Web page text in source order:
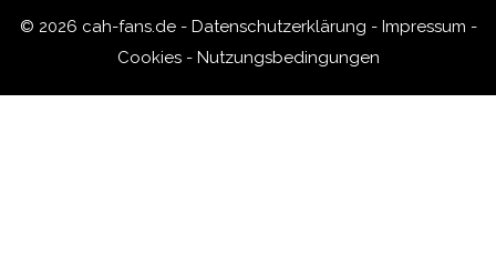
© 2026 cah-fans.de - Datenschutzerklärung - Impressum -
Cookies- Nutzungsbedingungen